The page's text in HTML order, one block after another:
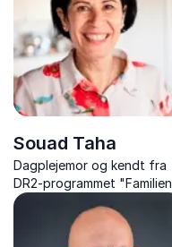
Souad Taha
Dagplejemor og kendt fra
DR2-programmet "Familien
fra Lærkevejen"